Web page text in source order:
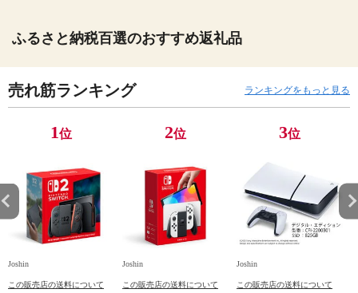
ふるさと納税百選のおすすめ返礼品
売れ筋ランキング ランキングをもっと見る
1位
Joshin
この販売店の送料について
2位
Joshin
この販売店の送料について
3位
Joshin
この販売店の送料について